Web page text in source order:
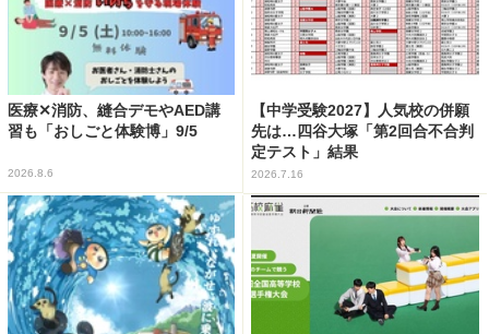
医療✕消防、縫合デモやAED講
習も「おしごと体験博」9/5
2026.8.6
【中学受験2027】人気校の併願
先は…四谷大塚「第2回合不合判
定テスト」結果
2026.7.16